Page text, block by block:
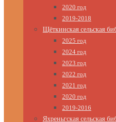
2020 год
2019-2018
Щёткинская сельская
2025 год
2024 год
2023 год
2022 год
2021 год
2020 год
2019-2016
Яхреньгская сельская